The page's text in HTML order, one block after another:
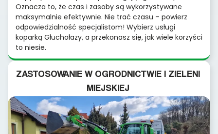
Oznacza to, że czas i zasoby są wykorzystywane
maksymalnie efektywnie. Nie trać czasu – powierz
odpowiedzialność specjalistom! Wybierz usługi
koparką Głuchołazy, a przekonasz się, jak wiele korzyści
to niesie.
ZASTOSOWANIE W OGRODNICTWIE I ZIELENI
MIEJSKIEJ